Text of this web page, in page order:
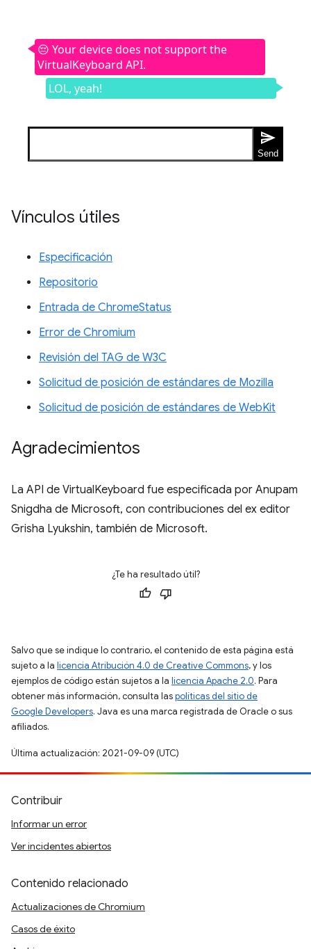
Vínculos útiles
Especificación
Repositorio
Entrada de ChromeStatus
Error de Chromium
Revisión del TAG de W3C
Solicitud de posición de estándares de Mozilla
Solicitud de posición de estándares de WebKit
Agradecimientos
La API de VirtualKeyboard fue especificada por Anupam
Snigdha de Microsoft, con contribuciones del ex editor
Grisha Lyukshin, también de Microsoft.
¿Te ha resultado útil?
Salvo que se indique lo contrario, el contenido de esta página está
sujeto a la licencia Atribución 4.0 de Creative Commons, y los
ejemplos de código están sujetos a la licencia Apache 2.0. Para
obtener más información, consulta laspolíticas del sitio de
Google Developers. Java es una marca registrada de Oracle o sus
afiliados.
Última actualización: 2021-09-09 (UTC)
Contribuir
Informar un error
Ver incidentes abiertos
Contenido relacionado
Actualizaciones de Chromium
Casos de éxito